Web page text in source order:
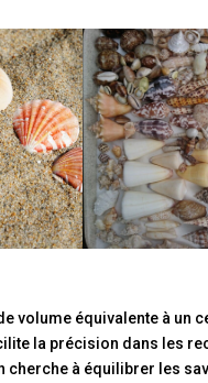
volume équivalente à un
la précision dans les
à équilibrer les